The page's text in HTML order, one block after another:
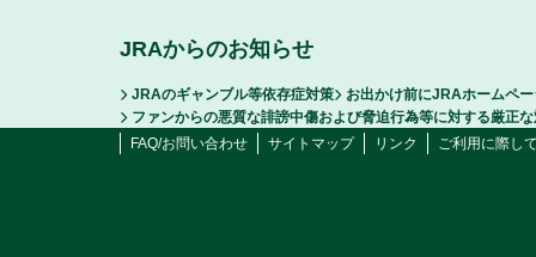
JRAからのお知らせ
JRAのギャンブル等依存症対策
お出かけ前にJRAホームペ
ファンからの悪質な誹謗中傷および脅迫行為等に対する厳正
FAQ/お問い合わせ
サイトマップ リンク ご利用に際し